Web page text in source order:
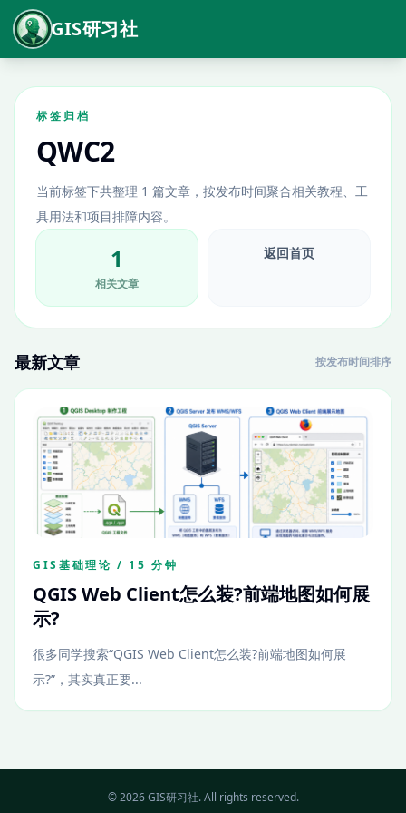
GIS研习社
标签归档
QWC2
当前标签下共整理 1 篇文章，按发布时间聚合相关教程、工
具用法和项目排障内容。
1
相关文章
返回首页
最新文章 按发布时间排序
GIS基础理论 / 15 分钟
QGIS Web Client怎么装?前端地图如何展
示?
很多同学搜索“QGIS Web Client怎么装?前端地图如何展
示?”，其实真正要...
© 2026 GIS研习社. All rights reserved.